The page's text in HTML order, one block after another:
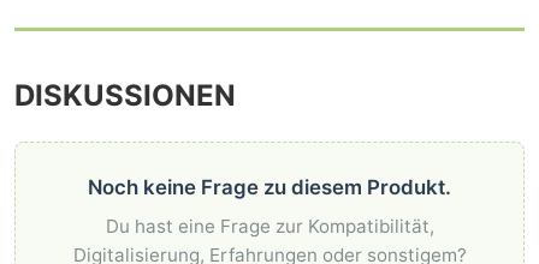
DISKUSSIONEN
Noch keine Frage zu diesem Produkt.
Du hast eine Frage zur Kompatibilität,
Digitalisierung, Erfahrungen oder sonstigem?